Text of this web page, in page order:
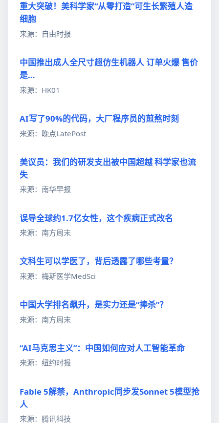
重大突破！美科学家“从零打造”可生长繁殖人造
细胞
来源：自由时报
中国推出成人全尺寸超仿生机器人 订单火爆 售价
是…
来源：HK01
AI写了90%的代码，大厂程序员的煎熬时刻
来源：晚点LatePost
美议员：我们的研发支出被中国超越 科学家也流
失
来源：南华早报
误导全球约1.7亿女性，这个疾病正式改名
来源：南方周末
文科生可以学医了，背后透露了哪些考量？
来源：梅斯医学MedSci
中国大学排名飙升，是实力还是“捧杀”？
来源：南方周末
“AI马克思主义”：中国如何应对人工智能革命
来源：纽约时报
Fable 5解禁，Anthropic同步发Sonnet 5模型抢
人
来源：腾讯科技